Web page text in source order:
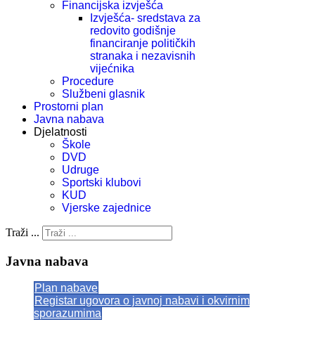
Financijska izvješća
Izvješća- sredstava za
redovito godišnje
financiranje političkih
stranaka i nezavisnih
vijećnika
Procedure
Službeni glasnik
Prostorni plan
Javna nabava
Djelatnosti
Škole
DVD
Udruge
Sportski klubovi
KUD
Vjerske zajednice
Traži ...
Javna nabava
Plan nabave
Registar ugovora o javnoj nabavi i okvirnim
sporazumima